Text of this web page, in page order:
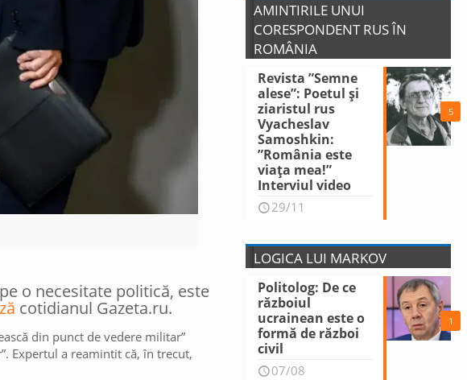
o necesitate politică, este
cotidianul Gazeta.ru.
din punct de vedere militar”
Expertul a reamintit că, în trecut,
AMINTIRILE UNUI
CORESPONDENT RUS ÎN
ROMÂNIA
5
Revista ”Semne
alese”: Poetul și
ziaristul rus
Vyacheslav
Samoshkin:
”România este
viața mea!”
Interviul video
29/11
LOGICA LUI MARKOV
1
Politolog: De ce
războiul
ucrainean este o
formă de război
civil
07/08